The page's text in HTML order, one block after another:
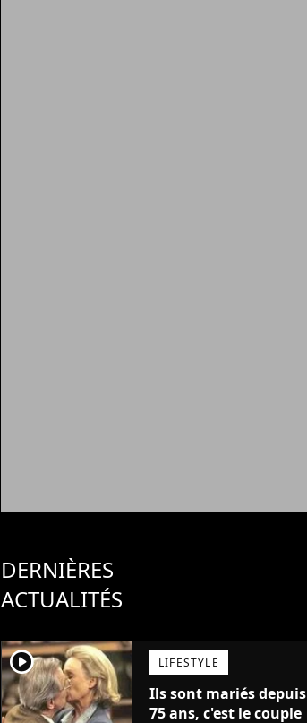
DERNIÈRES
ACTUALITÉS
player2 LIFESTYLE
Ils sont mariés depuis
75 ans, c'est le couple